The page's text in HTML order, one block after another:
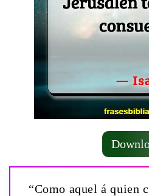
“Como aquel á quien